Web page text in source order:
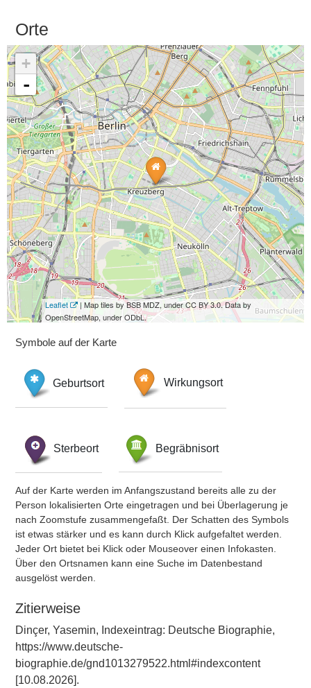
Orte
+
-
Leaflet
| Map tiles by BSB MDZ, under CC BY 3.0. Data by
OpenStreetMap, under ODbL.
Symbole auf der Karte
Geburtsort Wirkungsort
Sterbeort Begräbnisort
Auf der Karte werden im Anfangszustand bereits alle zu der
Person lokalisierten Orte eingetragen und bei Überlagerung je
nach Zoomstufe zusammengefaßt. Der Schatten des Symbols
ist etwas stärker und es kann durch Klick aufgefaltet werden.
Jeder Ort bietet bei Klick oder Mouseover einen Infokasten.
Über den Ortsnamen kann eine Suche im Datenbestand
ausgelöst werden.
Zitierweise
Dinçer, Yasemin, Indexeintrag: Deutsche Biographie,
https://www.deutsche-
biographie.de/gnd1013279522.html#indexcontent
[10.08.2026].